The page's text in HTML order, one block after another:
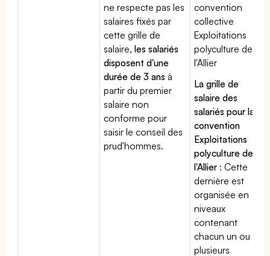
ne respecte pas les
salaires fixés par
cette grille de
salaire,les salariés
disposent d'une
durée de 3 ans à
partir du premier
salaire non
conforme pour
saisir le conseil des
prud'hommes.
convention
collective
Exploitations
polyculture de
l'Allier
La grille de
salaire des
salariés pour la
convention
Exploitations
polyculture de
l'Allier : Cette
dernière est
organisée en
niveaux
contenant
chacun un ou
plusieurs